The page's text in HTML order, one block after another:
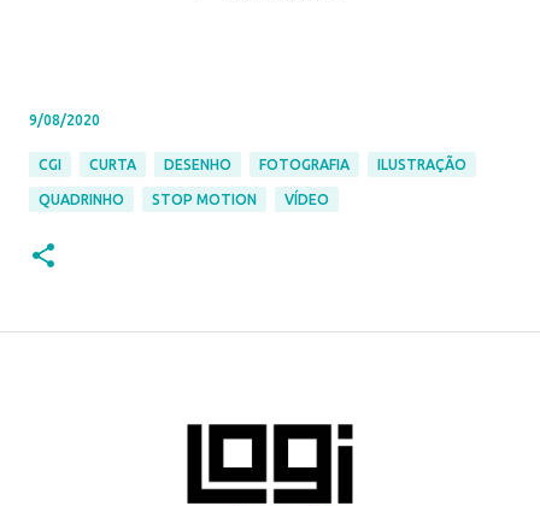
9/08/2020
CGI CURTA DESENHO FOTOGRAFIA ILUSTRAÇÃO
QUADRINHO STOP MOTION VÍDEO